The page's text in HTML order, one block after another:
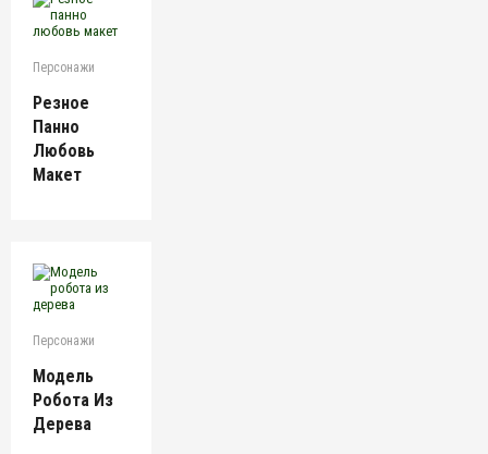
Персонажи
Резное
Панно
Любовь
Макет
Персонажи
Модель
Робота Из
Дерева